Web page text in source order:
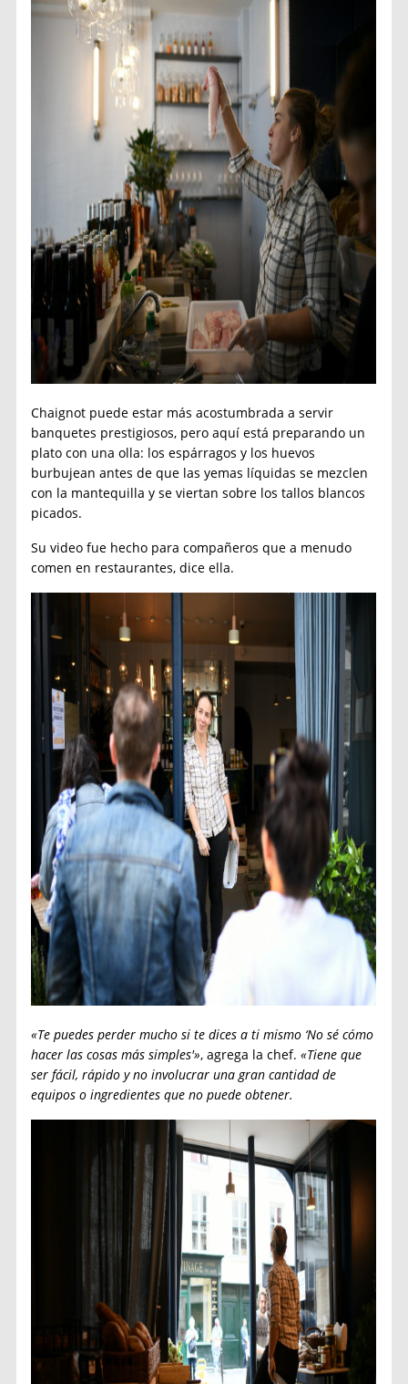
Chaignot puede estar más acostumbrada a servir
banquetes prestigiosos, pero aquí está preparando un
plato con una olla: los espárragos y los huevos
burbujean antes de que las yemas líquidas se mezclen
con la mantequilla y se viertan sobre los tallos blancos
picados.
Su video fue hecho para compañeros que a menudo
comen en restaurantes, dice ella.
«Te puedes perder mucho si te dices a ti mismo ‘No sé cómo
hacer las cosas más simples'», agrega la chef. «Tiene que
ser fácil, rápido y no involucrar una gran cantidad de
equipos o ingredientes que no puede obtener.